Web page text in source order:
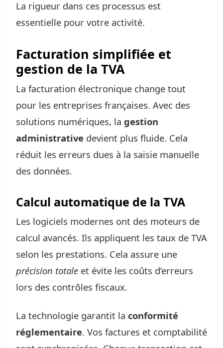
La rigueur dans ces processus est
essentielle pour votre activité.
Facturation simplifiée et
gestion de la TVA
La facturation électronique change tout
pour les entreprises françaises. Avec des
solutions numériques, la gestion
administrative devient plus fluide. Cela
réduit les erreurs dues à la saisie manuelle
des données.
Calcul automatique de la TVA
Les logiciels modernes ont des moteurs de
calcul avancés. Ils appliquent les taux de TVA
selon les prestations. Cela assure une
précision totale et évite les coûts d’erreurs
lors des contrôles fiscaux.
La technologie garantit la conformité
réglementaire. Vos factures et comptabilité